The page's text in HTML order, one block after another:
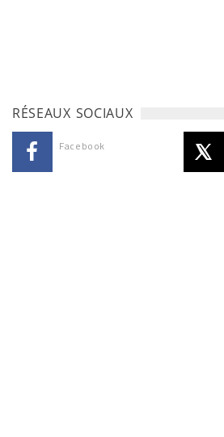
RÉSEAUX SOCIAUX
Facebook